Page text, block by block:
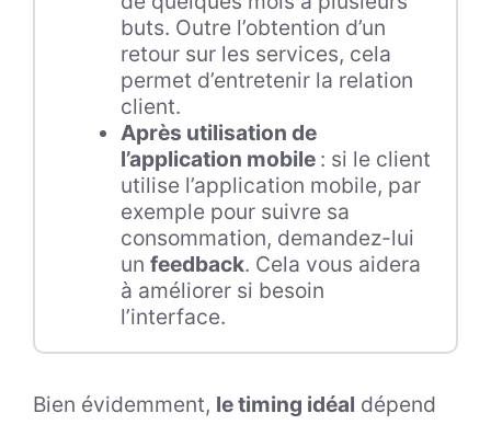
buts. Outre l’obtention d’un
retour sur les services, cela
permet d’entretenir la relation
client.
Après utilisation de
l’application mobile : si le client
utilise l’application mobile, par
exemple pour suivre sa
consommation, demandez-lui
un feedback. Cela vous aidera
à améliorer si besoin
l’interface.
Bien évidemment, le timing idéal dépend